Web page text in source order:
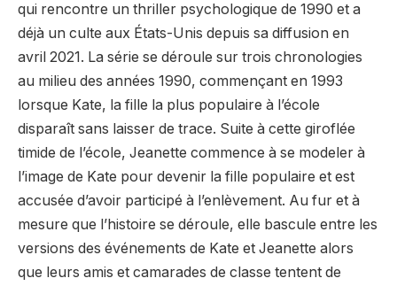
qui rencontre un thriller psychologique de 1990 et a
déjà un culte aux États-Unis depuis sa diffusion en
avril 2021. La série se déroule sur trois chronologies
au milieu des années 1990, commençant en 1993
lorsque Kate, la fille la plus populaire à l’école
disparaît sans laisser de trace. Suite à cette giroflée
timide de l’école, Jeanette commence à se modeler à
l’image de Kate pour devenir la fille populaire et est
accusée d’avoir participé à l’enlèvement. Au fur et à
mesure que l’histoire se déroule, elle bascule entre les
versions des événements de Kate et Jeanette alors
que leurs amis et camarades de classe tentent de